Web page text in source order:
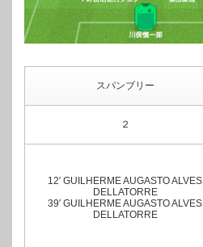
スパンブリー
２
12′ GUILHERME AUGASTO ALVES
DELLATORRE
39′ GUILHERME AUGASTO ALVES
DELLATORRE